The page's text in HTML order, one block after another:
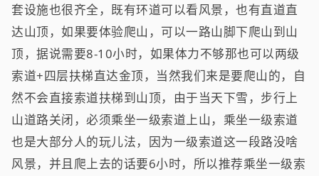
套设施也很齐全，既有环道可以看风景，也有直道直
达山顶，如果要体验爬山，可以一路山脚下爬山到山
顶，据说需要8-10小时，如果体力不够那也可以两级
索道+四层扶梯直达金顶，当然我们来是要爬山的，自
然不会直接索道扶梯到山顶，由于当天下雪，步行上
山道路关闭，必须乘坐一级索道上山，乘坐一级索道
也是大部分人的玩儿法，因为一级索道这一段路没啥
风景，并且爬上去的话要6小时，所以推荐乘坐一级索